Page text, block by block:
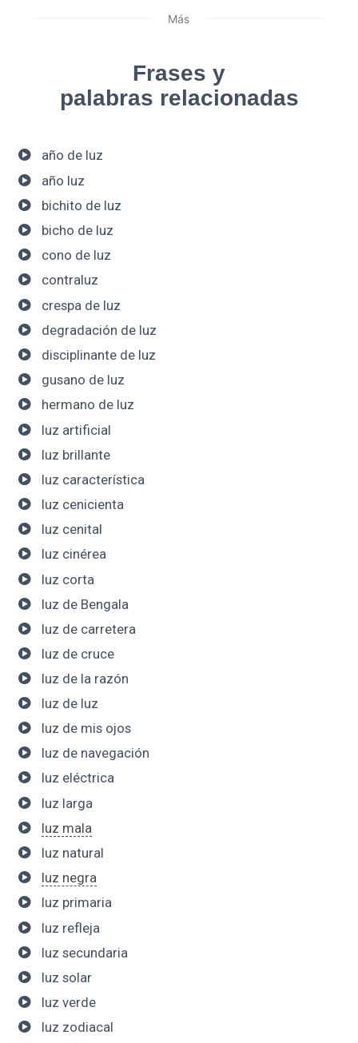
Más
Frases y
palabras relacionadas
año de luz
año luz
bichito de luz
bicho de luz
cono de luz
contraluz
crespa de luz
degradación de luz
disciplinante de luz
gusano de luz
hermano de luz
luz artificial
luz brillante
luz característica
luz cenicienta
luz cenital
luz cinérea
luz corta
luz de Bengala
luz de carretera
luz de cruce
luz de la razón
luz de luz
luz de mis ojos
luz de navegación
luz eléctrica
luz larga
luz mala
luz natural
luz negra
luz primaria
luz refleja
luz secundaria
luz solar
luz verde
luz zodiacal